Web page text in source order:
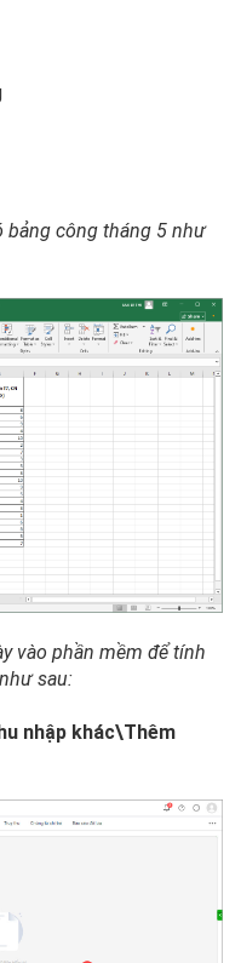
bảng công tháng 5 như
vào phần mềm để tính
sau:
nhập khác\Thêm